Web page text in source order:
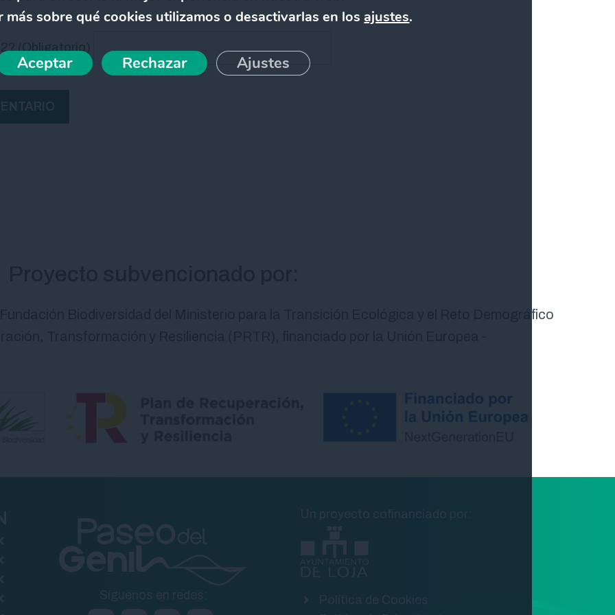
(Obligatorio)
Biodiversidad del Ministerio para la Transición Ecológica y el Reto Demográfico
Transformación y Resiliencia (PRTR), financiado por la Unión Europea -
Síguenos en redes:
Un proyecto cofinanciado por:
Política de Cookies
más sobre qué cookies utilizamos o desactivarlas en los ajustes.
Aceptar Rechazar Ajustes